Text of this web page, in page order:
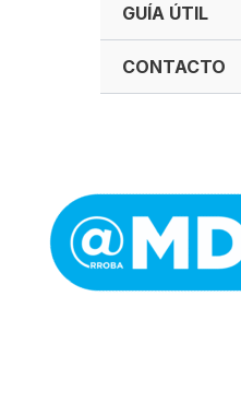
GUÍA ÚTIL
CONTACTO